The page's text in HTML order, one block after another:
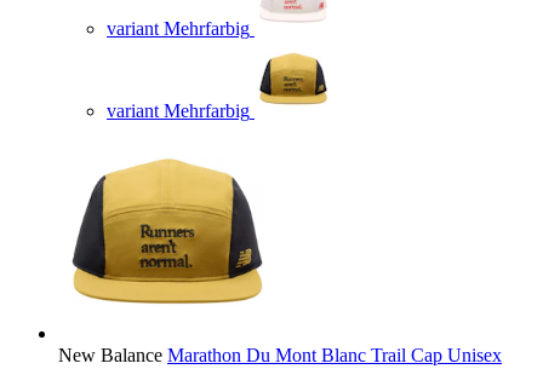
variant Mehrfarbig
variant Mehrfarbig
New Balance Marathon Du Mont Blanc Trail Cap Unisex